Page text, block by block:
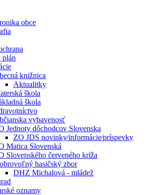
obce
plán
knižnica
Aktualitky
škola
škola
vybavenosť
Jednoty dôchodcov Slovenska
ZO JDS novinky⁄informácie⁄príspevky
Matica Slovenská
Slovenského červeného kríža
hasičský zbor
DHZ Michalová - mládež
oznamy